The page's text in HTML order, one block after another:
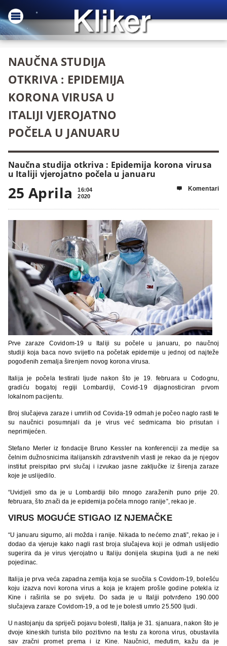
NAUČNA STUDIJA
OTKRIVA : EPIDEMIJA
KORONA VIRUSA U
ITALIJI VJEROJATNO
POČELA U JANUARU
Naučna studija otkriva : Epidemija korona virusa
u Italiji vjerojatno počela u januaru
25 Aprila
16:04
2020
 Komentari
Prve zaraze Covidom-19 u Italiji su počele u januaru, po naučnoj
studiji koja baca novo svijetlo na početak epidemije u jednoj od najteže
pogođenih zemalja širenjem novog korona virusa.
Italija je počela testirati ljude nakon što je 19. februara u Codognu,
gradiću bogatoj regiji Lombardiji, Covid-19 dijagnosticiran prvom
lokalnom pacijentu.
Broj slučajeva zaraze i umrlih od Covida-19 odmah je počeo naglo rasti te
su naučnici posumnjali da je virus već sedmicama bio prisutan i
neprimijećen.
Stefano Merler iz fondacije Bruno Kessler na konferenciji za medije sa
čelnim dužnosnicima italijanskih zdravstvenih vlasti je rekao da je njegov
institut preispitao prvi slučaj i izvukao jasne zaključke iz širenja zaraze
koje je uslijedilo.
“Uvidjeli smo da je u Lombardiji bilo mnogo zaraženih puno prije 20.
februara, što znači da je epidemija počela mnogo ranije”, rekao je.
VIRUS MOGUĆE STIGAO IZ NJEMAČKE
“U januaru sigurno, ali možda i ranije. Nikada to nećemo znati”, rekao je i
dodao da vjeruje kako nagli rast broja slučajeva koji je odmah uslijedio
sugerira da je virus vjerojatno u Italiju donijela skupina ljudi a ne neki
pojedinac.
Italija je prva veća zapadna zemlja koja se suočila s Covidom-19, bolešću
koju izazva novi korona virus a koja je krajem prošle godine potekla iz
Kine i raširila se po svijetu. Do sada je u Italjji potvrđeno 190.000
slučajeva zaraze Covidom-19, a od te je bolesti umrlo 25.500 ljudi.
U nastojanju da spriječi pojavu bolesti, Italija je 31. sjanuara, nakon što je
dvoje kineskih turista bilo pozitivno na testu za korona virus, obustavila
sav zračni promet prema i iz Kine. Naučnici, međutim, kažu da je